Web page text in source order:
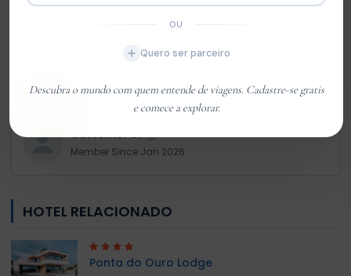
Customer 01
Member Since Jan 2026
HOTEL RELACIONADO
Ponta do Ouro Lodge
OU
Quero ser parceiro
Descubra o mundo com quem entende de viagens. Cadastre-se gratis
e comece a explorar.